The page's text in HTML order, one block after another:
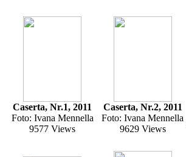
Caserta, Nr.1, 2011
Foto: Ivana Mennella
9577 Views
Caserta, Nr.2, 2011
Foto: Ivana Mennella
9629 Views